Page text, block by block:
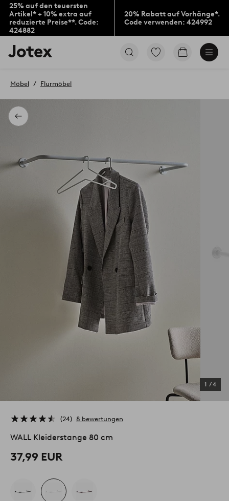
25% auf den teuersten
Artikel* + 10% extra auf
reduzierte Preise**. Code:
424882
20% Rabatt auf Vorhänge*.
Code verwenden: 424992
Jotex-
Logo
Startseite
Zu
Produkten
Zum
Zurück
Möbel Flurmöbel
1 /4
24 8 bewertungen
WALL Kleiderstange 80 cm
37,99 EUR